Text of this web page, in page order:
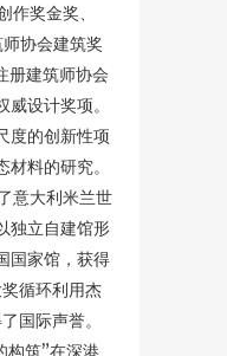
作奖金奖、
协会建筑奖
册建筑师协会
设计奖项。
度的创新性项
料的研究。
意大利米兰世
独立自建馆形
国家馆，获得
循环利用杰
国际声誉。
构筑”在深港